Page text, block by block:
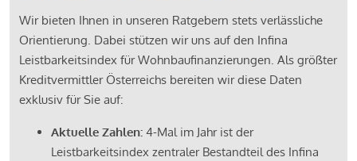
Wir bieten Ihnen in unseren Ratgebern stets verlässliche
Orientierung. Dabei stützen wir uns auf den Infina
Leistbarkeitsindex für Wohnbaufinanzierungen. Als größter
Kreditvermittler Österreichs bereiten wir diese Daten
exklusiv für Sie auf:
Aktuelle Zahlen: 4-Mal im Jahr ist der
Leistbarkeitsindex zentraler Bestandteil des Infina